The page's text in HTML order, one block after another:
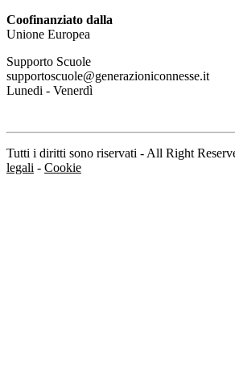
Coofinanziato dalla
Unione Europea
Supporto Scuole
supportoscuole@generazioniconnesse.it
Lunedi - Venerdì
Tutti i diritti sono riservati - All Right
legali - Cookie